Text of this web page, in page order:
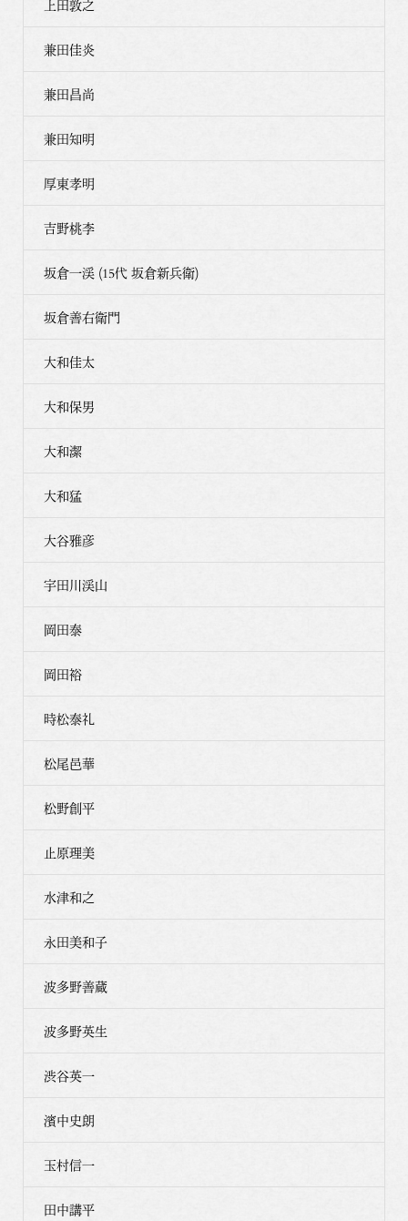
上田敦之
兼田佳炎
兼田昌尚
兼田知明
厚東孝明
吉野桃李
坂倉一渓 (15代 坂倉新兵衛)
坂倉善右衛門
大和佳太
大和保男
大和潔
大和猛
大谷雅彦
宇田川渓山
岡田泰
岡田裕
時松泰礼
松尾邑華
松野創平
止原理美
水津和之
永田美和子
波多野善蔵
波多野英生
渋谷英一
濱中史朗
玉村信一
田中講平